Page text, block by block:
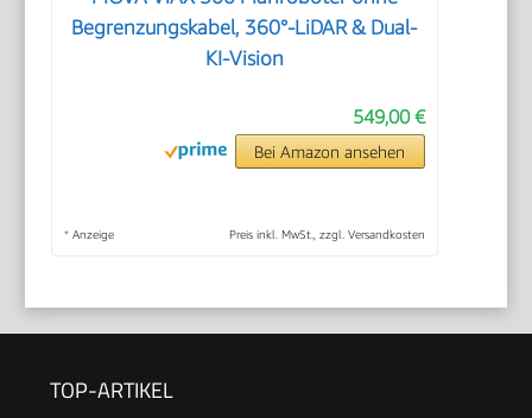
Begrenzungskabel, 360°-LiDAR & Dual-
KI-Vision
549,00 €
Bei Amazon ansehen
* Anzeige Preis inkl. MwSt., zzgl. Versandkosten
TOP-ARTIKEL